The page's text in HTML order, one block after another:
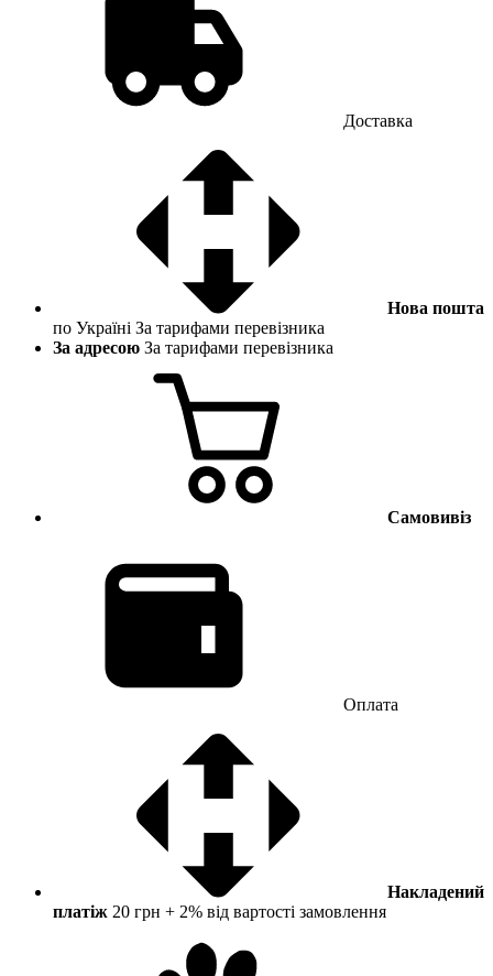
Доставка
Нова пошта
по Україні За тарифами перевізника
За адресою За тарифами перевізника
Самовивіз
Оплата
Накладений
платіж 20 грн + 2% від вартості замовлення